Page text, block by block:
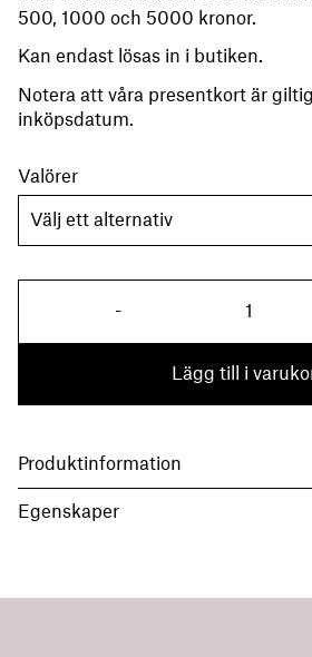
500, 1000 och 5000 kronor.
Kan endast lösas in i butiken.
Notera att våra presentkort är
inköpsdatum.
Valörer
-
Lägg till i
Produktinformation
Egenskaper